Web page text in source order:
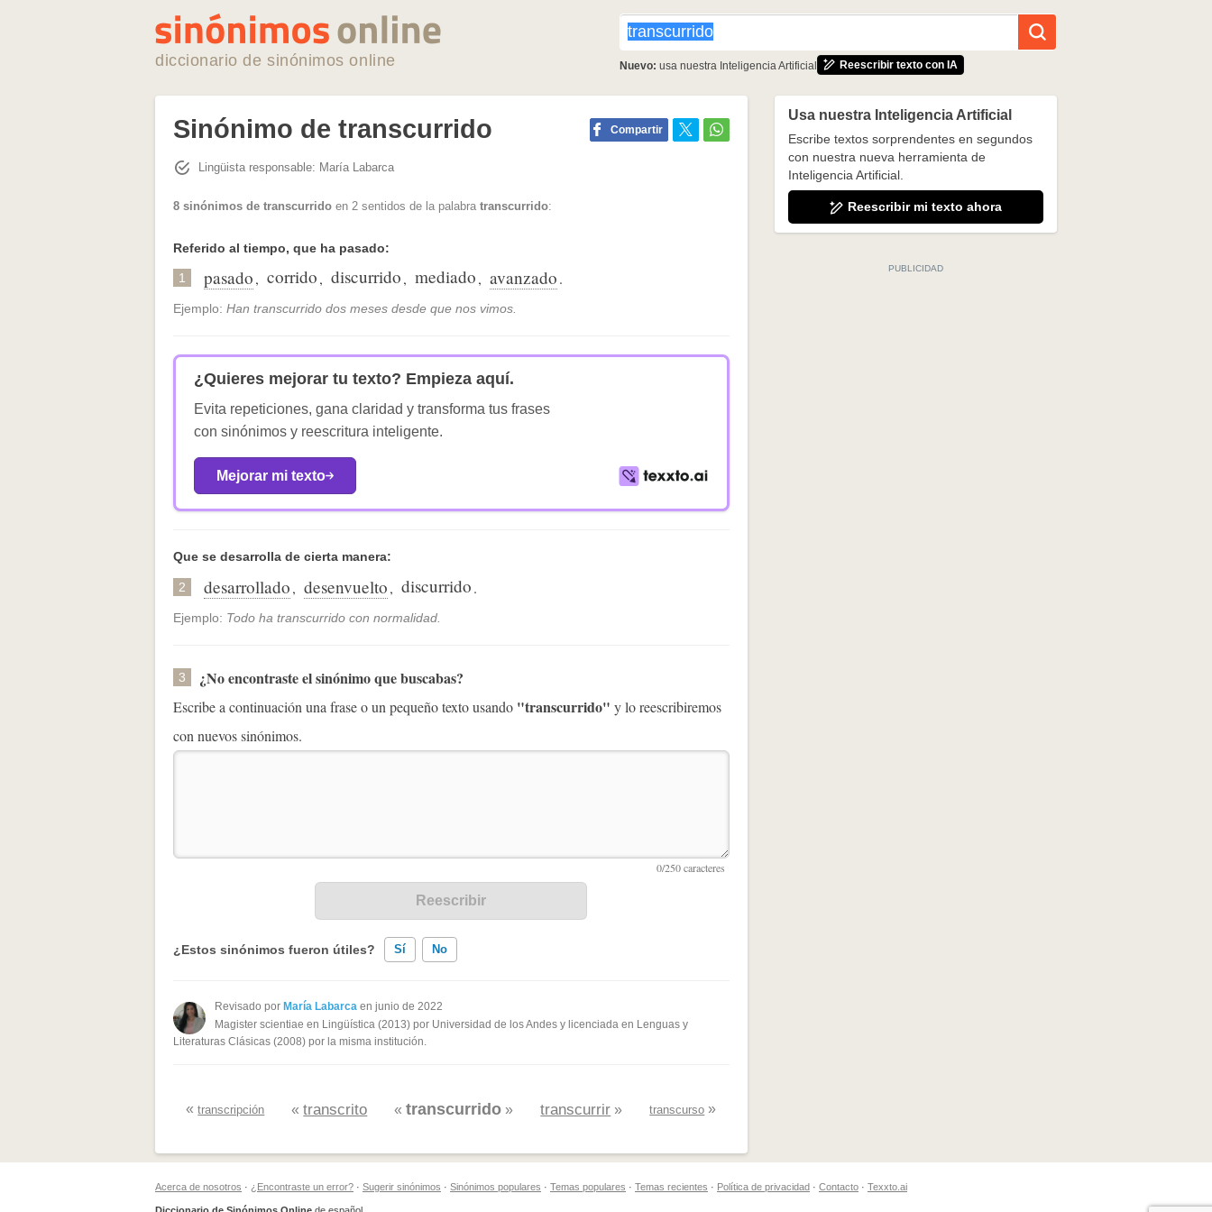
diccionario de sinónimos online Nuevo: usa nuestra Inteligencia Artificial Reescribir texto con IA
Sinónimo de transcurrido Compartir
Lingüista responsable: María Labarca
8 sinónimos de transcurrido en 2 sentidos de la palabra transcurrido:
Referido al tiempo, que ha pasado:
1 pasado, corrido, discurrido, mediado, avanzado.
Ejemplo: Han transcurrido dos meses desde que nos vimos.
¿Quieres mejorar tu texto? Empieza aquí.
Evita repeticiones, gana claridad y transforma tus frases
con sinónimos y reescritura inteligente.
Mejorar mi texto
Que se desarrolla de cierta manera:
2 desarrollado, desenvuelto, discurrido.
Ejemplo: Todo ha transcurrido con normalidad.
3 ¿No encontraste el sinónimo que buscabas?
Escribe a continuación una frase o un pequeño texto usando "transcurrido" y lo reescribiremos
con nuevos sinónimos.
¿Estos sinónimos fueron útiles? Sí No
Existen sinónimos incorrectos
Ninguno de los sinónimos presentados me ayudó
Revisado por María Labarca en junio de 2022
Magister scientiae en Lingüística (2013) por Universidad de los Andes y licenciada en Lenguas y
Literaturas Clásicas (2008) por la misma institución.
«transcripción «transcrito «transcurrido » transcurrir » transcurso »
Usa nuestra Inteligencia Artificial
Escribe textos sorprendentes en segundos
con nuestra nueva herramienta de
Inteligencia Artificial.
Reescribir mi texto ahora
Acerca de nosotros · ¿Encontraste un error? · Sugerir sinónimos · Sinónimos populares · Temas populares · Temas recientes · Política de privacidad · Contacto · Texxto.ai